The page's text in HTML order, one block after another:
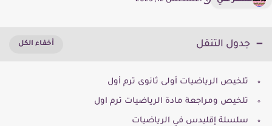
جدول التنقل
تلخيص الرياضيات أولى ثانوى ترم أول
تلخيص ومراجعة مادة الرياضيات ترم اول
سلسلة إقليدس في الرياضيات